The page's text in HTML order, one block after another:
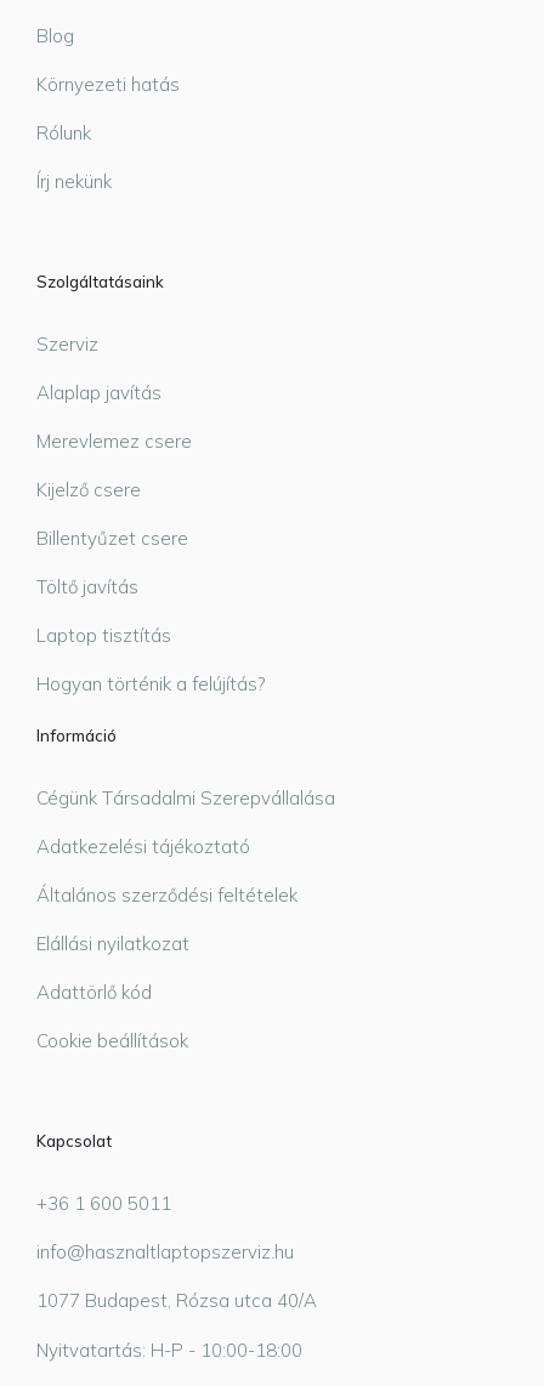
Blog
Környezeti hatás
Rólunk
Írj nekünk
Szolgáltatásaink
Szerviz
Alaplap javítás
Merevlemez csere
Kijelző csere
Billentyűzet csere
Töltő javítás
Laptop tisztítás
Hogyan történik a felújítás?
Információ
Cégünk Társadalmi Szerepvállalása
Adatkezelési tájékoztató
Általános szerződési feltételek
Elállási nyilatkozat
Adattörlő kód
Cookie beállítások
Kapcsolat
+36 1 600 5011
info@hasznaltlaptopszerviz.hu
1077 Budapest, Rózsa utca 40/A
Nyitvatartás: H-P - 10:00-18:00